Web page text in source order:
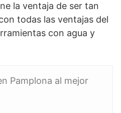
la ventaja de ser tan
todas las ventajas del
con agua y
Pamplona al mejor